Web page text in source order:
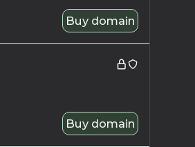
Buy domain
Buy domain